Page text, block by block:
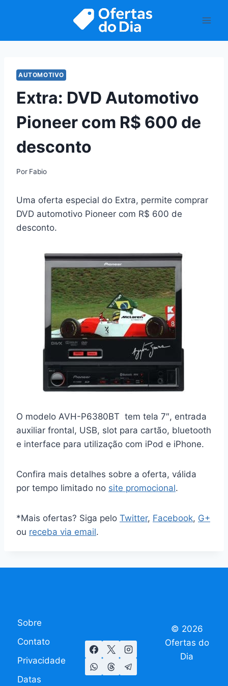
AUTOMOTIVO
Extra: DVD Automotivo
Pioneer com R$ 600 de
desconto
Por Fabio
Uma oferta especial do Extra, permite comprar
DVD automotivo Pioneer com R$ 600 de
desconto.
O modelo AVH-P6380BT tem tela 7″, entrada
auxiliar frontal, USB, slot para cartão, bluetooth
e interface para utilização com iPod e iPhone.
Confira mais detalhes sobre a oferta, válida
por tempo limitado no site promocional.
*Mais ofertas? Siga pelo Twitter, Facebook, G+
ou receba via email.
Sobre
Contato
Privacidade
Datas
© 2026
Ofertas do
Dia